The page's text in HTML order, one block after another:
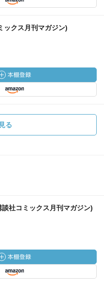
ックス月刊マガジン)
る
社コミックス月刊マガジン)